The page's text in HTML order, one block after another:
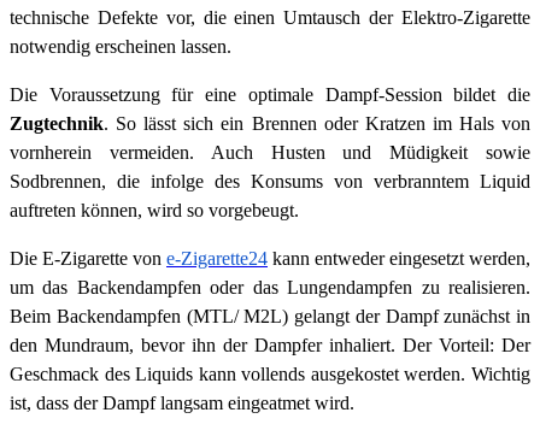
technische Defekte vor, die einen Umtausch der Elektro-Zigarette
notwendig erscheinen lassen.
Die Voraussetzung für eine optimale Dampf-Session bildet die
Zugtechnik. So lässt sich ein Brennen oder Kratzen im Hals von
vornherein vermeiden. Auch Husten und Müdigkeit sowie
Sodbrennen, die infolge des Konsums von verbranntem Liquid
auftreten können, wird so vorgebeugt.
Die E-Zigarette von e-Zigarette24 kann entweder eingesetzt werden,
um das Backendampfen oder das Lungendampfen zu realisieren.
Beim Backendampfen (MTL/ M2L) gelangt der Dampf zunächst in
den Mundraum, bevor ihn der Dampfer inhaliert. Der Vorteil: Der
Geschmack des Liquids kann vollends ausgekostet werden. Wichtig
ist, dass der Dampf langsam eingeatmet wird.